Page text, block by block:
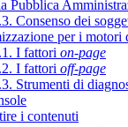
Pubblica
Consenso dei
per i motori
I fattori on-page
I fattori off-page
Strumenti di
i contenuti